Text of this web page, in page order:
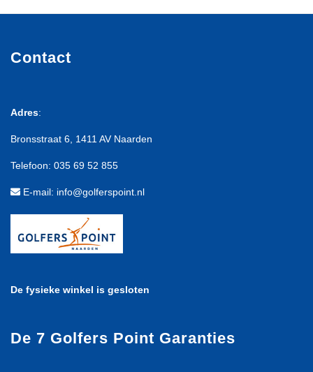
Contact
Adres:
Bronsstraat 6, 1411 AV Naarden
Telefoon: 035 69 52 855
E-mail: info@golferspoint.nl
De fysieke winkel is gesloten
De 7 Golfers Point Garanties